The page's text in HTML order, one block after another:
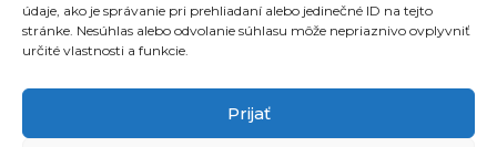
údaje, ako je správanie pri prehliadaní alebo jedinečné ID na tejto
stránke. Nesúhlas alebo odvolanie súhlasu môže nepriaznivo ovplyvniť
určité vlastnosti a funkcie.
Prijať